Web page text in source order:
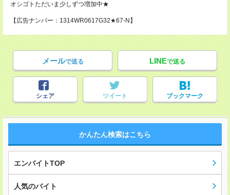
オシゴトただいま少しずつ増加中★
【広告ナンバー：1314WR0617G32★67-N】
メールで送る LINEで送る
シェア ツイート ブックマーク
かんたん検索はこちら
エンバイトTOP
人気のバイト